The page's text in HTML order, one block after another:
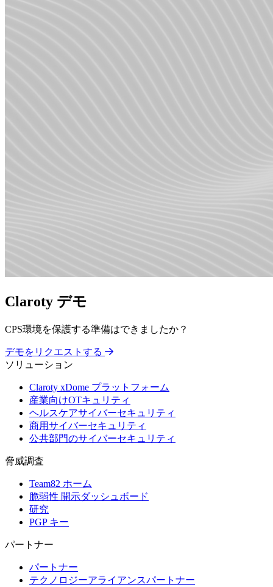
Claroty デモ
CPS環境を保護する準備はできましたか？
デモをリクエストする
ソリューション
Claroty xDome プラットフォーム
産業向けOTキュリティ
ヘルスケアサイバーセキュリティ
商用サイバーセキュリティ
公共部門のサイバーセキュリティ
脅威調査
Team82 ホーム
脆弱性 開示ダッシュボード
研究
PGP キー
パートナー
パートナー
テクノロジーアライアンスパートナー